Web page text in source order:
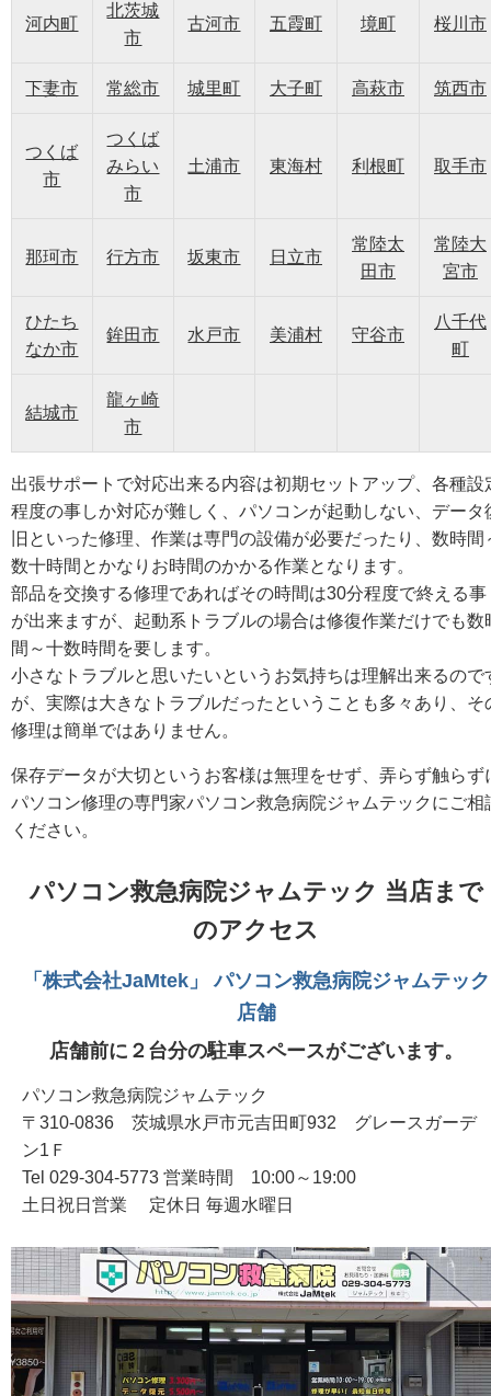
河内町
北茨城
市
古河市 五霞町 境町 桜川市
下妻市 常総市 城里町 大子町 高萩市 筑西市
つくば
市
つくば
みらい
市
土浦市 東海村 利根町 取手市
那珂市 行方市 坂東市 日立市
常陸太
田市
常陸大
宮市
ひたち
なか市
鉾田市 水戸市 美浦村 守谷市
八千代
町
結城市
龍ヶ崎
市
出張サポートで対応出来る内容は初期セットアップ、各種設
程度の事しか対応が難しく、パソコンが起動しない、データ
旧といった修理、作業は専門の設備が必要だったり、数時間
数十時間とかなりお時間のかかる作業となります。
部品を交換する修理であればその時間は30分程度で終える事
が出来ますが、起動系トラブルの場合は修復作業だけでも数
間～十数時間を要します。
小さなトラブルと思いたいというお気持ちは理解出来るので
が、実際は大きなトラブルだったということも多々あり、そ
修理は簡単ではありません。
保存データが大切というお客様は無理をせず、弄らず触らず
パソコン修理の専門家パソコン救急病院ジャムテックにご相
ください。
パソコン救急病院ジャムテック 当店まで
のアクセス
「株式会社JaMtek」 パソコン救急病院ジャムテック
店舗
店舗前に２台分の駐車スペースがございます。
パソコン救急病院ジャムテック
〒310-0836 茨城県水戸市元吉田町932 グレースガーデ
ン1Ｆ
Tel 029-304-5773 営業時間 10:00～19:00
土日祝日営業 定休日 毎週水曜日